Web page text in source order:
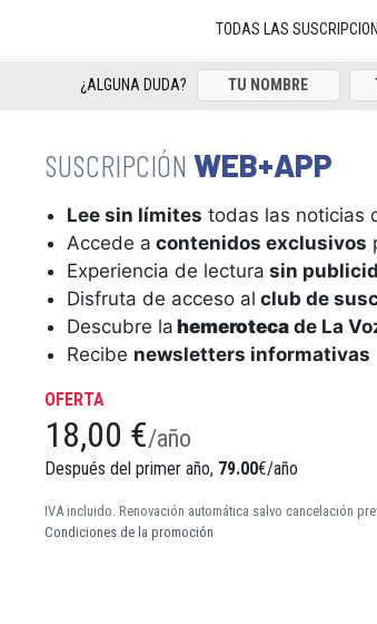
TODAS LAS
¿ALGUNA DUDA?
WEB+APP
Lee sin límites todas las noticias
Accede a contenidos exclusivos
Experiencia de lectura sin
Disfruta de acceso al club de
Descubre la hemeroteca de La
Recibe newsletters informativas
OFERTA
18,00 €/año
Después del primer año, 79.00€/año
IVA incluido. Renovación automática salvo cancelación
Condiciones de la promoción